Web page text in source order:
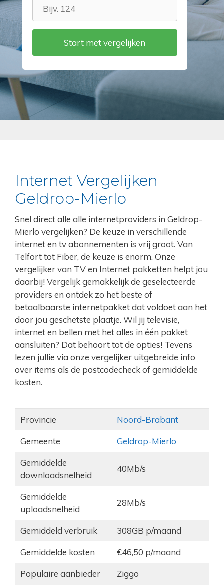
Internet Vergelijken
Geldrop-Mierlo
Snel direct alle alle internetproviders in Geldrop-
Mierlo vergelijken? De keuze in verschillende
internet en tv abonnementen is vrij groot. Van
Telfort tot Fiber, de keuze is enorm. Onze
vergelijker van TV en Internet pakketten helpt jou
daarbij! Vergelijk gemakkelijk de geselecteerde
providers en ontdek zo het beste of
betaalbaarste internetpakket dat voldoet aan het
door jou geschetste plaatje. Wil jij televisie,
internet en bellen met het alles in één pakket
aansluiten? Dat behoort tot de opties! Tevens
lezen jullie via onze vergelijker uitgebreide info
over items als de postcodecheck of gemiddelde
kosten.
Provincie Noord-Brabant
Gemeente Geldrop-Mierlo
Gemiddelde
downloadsnelheid
40Mb/s
Gemiddelde
uploadsnelheid
28Mb/s
Gemiddeld verbruik 308GB p/maand
Gemiddelde kosten €46,50 p/maand
Populaire aanbieder Ziggo